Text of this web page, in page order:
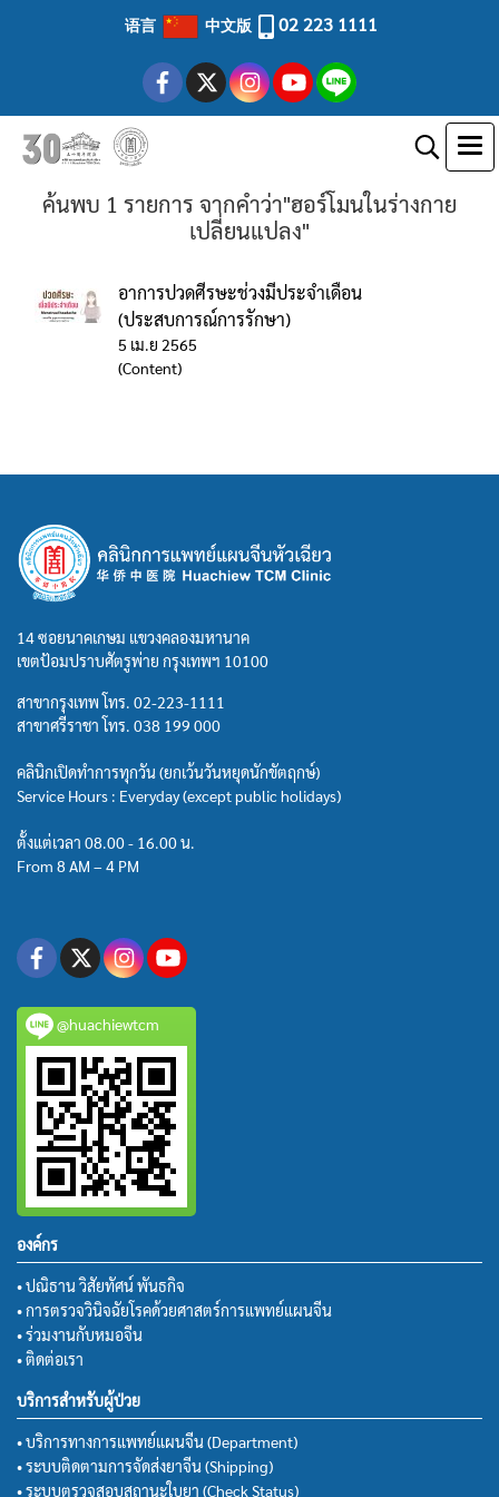
语言 中文版 02 223 1111
ค้นพบ 1 รายการ จากคำว่า"ฮอร์โมนในร่างกาย
เปลี่ยนแปลง"
อาการปวดศีรษะช่วงมีประจำเดือน
(ประสบการณ์การรักษา)
5 เม.ย 2565
(Content)
14 ซอยนาคเกษม แขวงคลองมหานาค
เขตป้อมปราบศัตรูพ่าย กรุงเทพฯ 10100
สาขากรุงเทพ โทร. 02-223-1111
สาขาศรีราชา โทร. 038 199 000
คลินิกเปิดทำการทุกวัน (ยกเว้นวันหยุดนักขัตฤกษ์)
Service Hours : Everyday (except public holidays)
ตั้งแต่เวลา 08.00 - 16.00 น.
From 8 AM – 4 PM
@huachiewtcm
องค์กร
• ปณิธาน วิสัยทัศน์ พันธกิจ
• การตรวจวินิจฉัยโรคด้วยศาสตร์การแพทย์แผนจีน
• ร่วมงานกับหมอจีน
• ติดต่อเรา
บริการสำหรับผู้ป่วย
• บริการทางการแพทย์แผนจีน (Department)
• ระบบติดตามการจัดส่งยาจีน (Shipping)
• ระบบตรวจสอบสถานะใบยา (Check Status)